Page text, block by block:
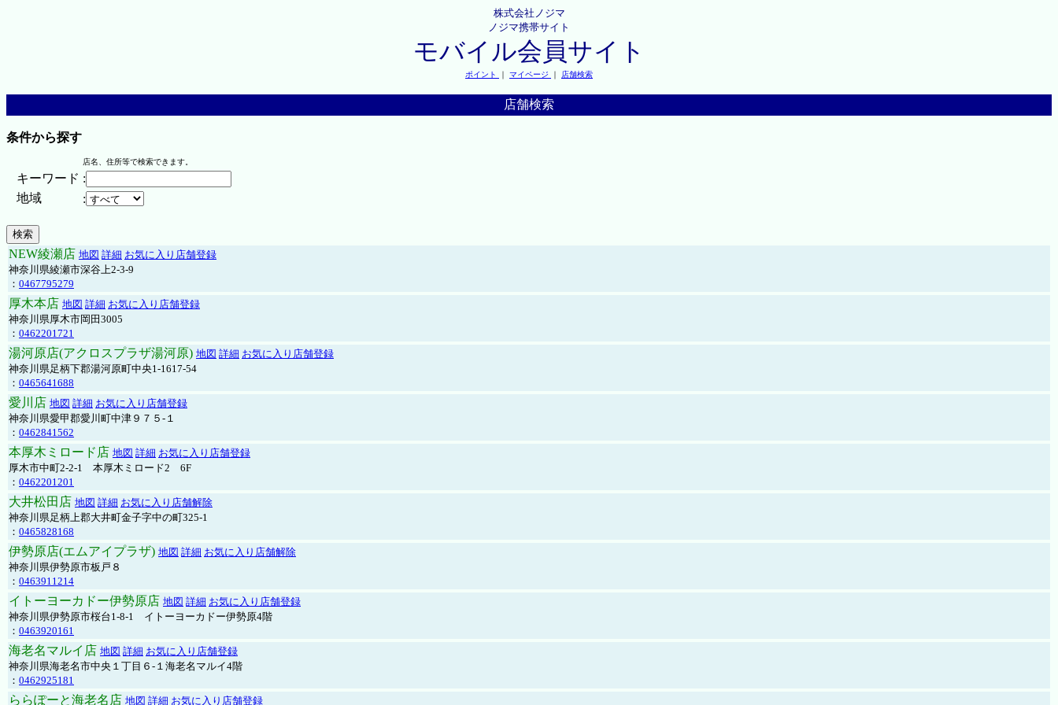
株式会社ノジマ
ノジマ携帯サイト
モバイル会員サイト
ポイント ｜ マイページ ｜ 店舗検索
店舗検索
条件から探す
店名、住所等で検索できます。
キーワード :
地域
:
NEW綾瀬店 地図 詳細 お気に入り店舗登録
神奈川県綾瀬市深谷上2-3-9
： 0467795279
厚木本店 地図 詳細 お気に入り店舗登録
神奈川県厚木市岡田3005
： 0462201721
湯河原店(アクロスプラザ湯河原) 地図 詳細 お気に入り店舗登録
神奈川県足柄下郡湯河原町中央1-1617-54
： 0465641688
愛川店 地図 詳細 お気に入り店舗登録
神奈川県愛甲郡愛川町中津９７５-１
： 0462841562
本厚木ミロード店 地図 詳細 お気に入り店舗登録
厚木市中町2-2-1 本厚木ミロード2 6F
： 0462201201
大井松田店 地図 詳細 お気に入り店舗解除
神奈川県足柄上郡大井町金子字中の町325-1
： 0465828168
伊勢原店(エムアイプラザ) 地図 詳細 お気に入り店舗解除
神奈川県伊勢原市板戸８
： 0463911214
イトーヨーカドー伊勢原店 地図 詳細 お気に入り店舗登録
神奈川県伊勢原市桜台1-8-1 イトーヨーカドー伊勢原4階
： 0463920161
海老名マルイ店 地図 詳細 お気に入り店舗登録
神奈川県海老名市中央１丁目６-１海老名マルイ4階
： 0462925181
ららぽーと海老名店 地図 詳細 お気に入り店舗登録